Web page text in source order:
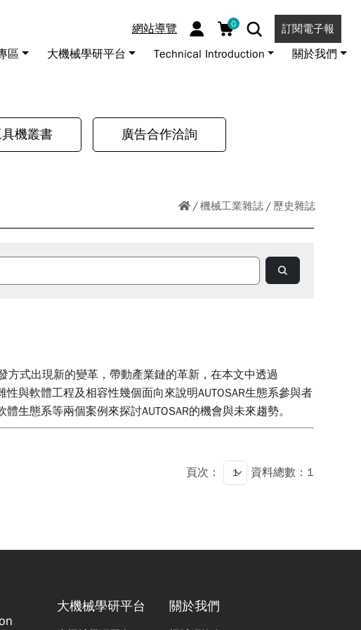
網站導覽 0 訂閱電子報
區 大機械學研平台 Technical Introduction 關於我們
機叢書 廣告合作洽詢
機械工業雜誌 歷史雜誌
方式出現新的變革，帶動產業鏈的革新，在本文中透過
與軟體工程及相容性幾個面向來說明AUTOSAR生態系參與者
生態系等兩個案例來探討AUTOSAR的機會與未來趨勢。
頁次： 資料總數：1
大機械學研平台 關於我們